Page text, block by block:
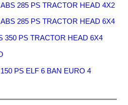
285 PS TRACTOR HEAD 4X2
285 PS TRACTOR HEAD 6X4
350 PS TRACTOR HEAD 6X4
PS ELF 6 BAN EURO 4